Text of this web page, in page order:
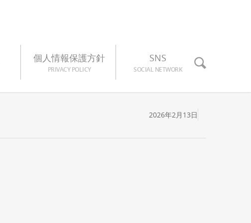
個人情報保護方針
PRIVACY POLICY
SNS
SOCIAL NETWORK
2026年2月13日